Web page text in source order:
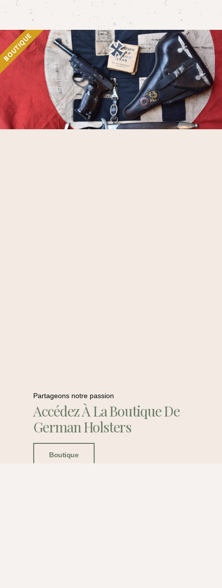
Partageons notre passion
Accédez À La Boutique De
German Holsters
Boutique
BOUTIQUE